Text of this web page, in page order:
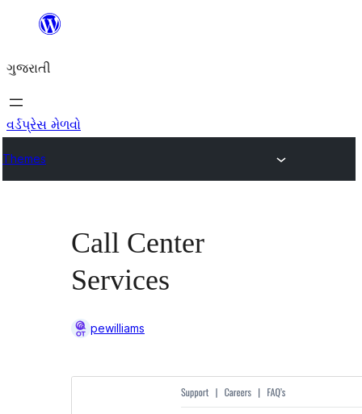
કંટેન્ટ(લખાણ)
જાઓ
ગુજરાતી
વર્ડપ્રેસ મેળવો
Themes
Call Center
Services
pewilliams